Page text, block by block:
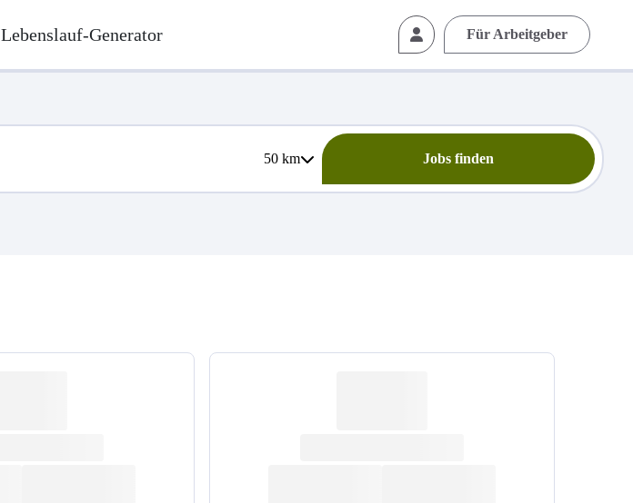
Lebenslauf-Generator Für Arbeitgeber
50km Jobs finden